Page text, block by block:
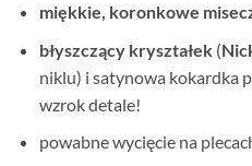
miękkie, koronkowe
błyszczący kryształek(
niklu) i satynowa kokardka
wzrok detale!
powabne wycięcie na